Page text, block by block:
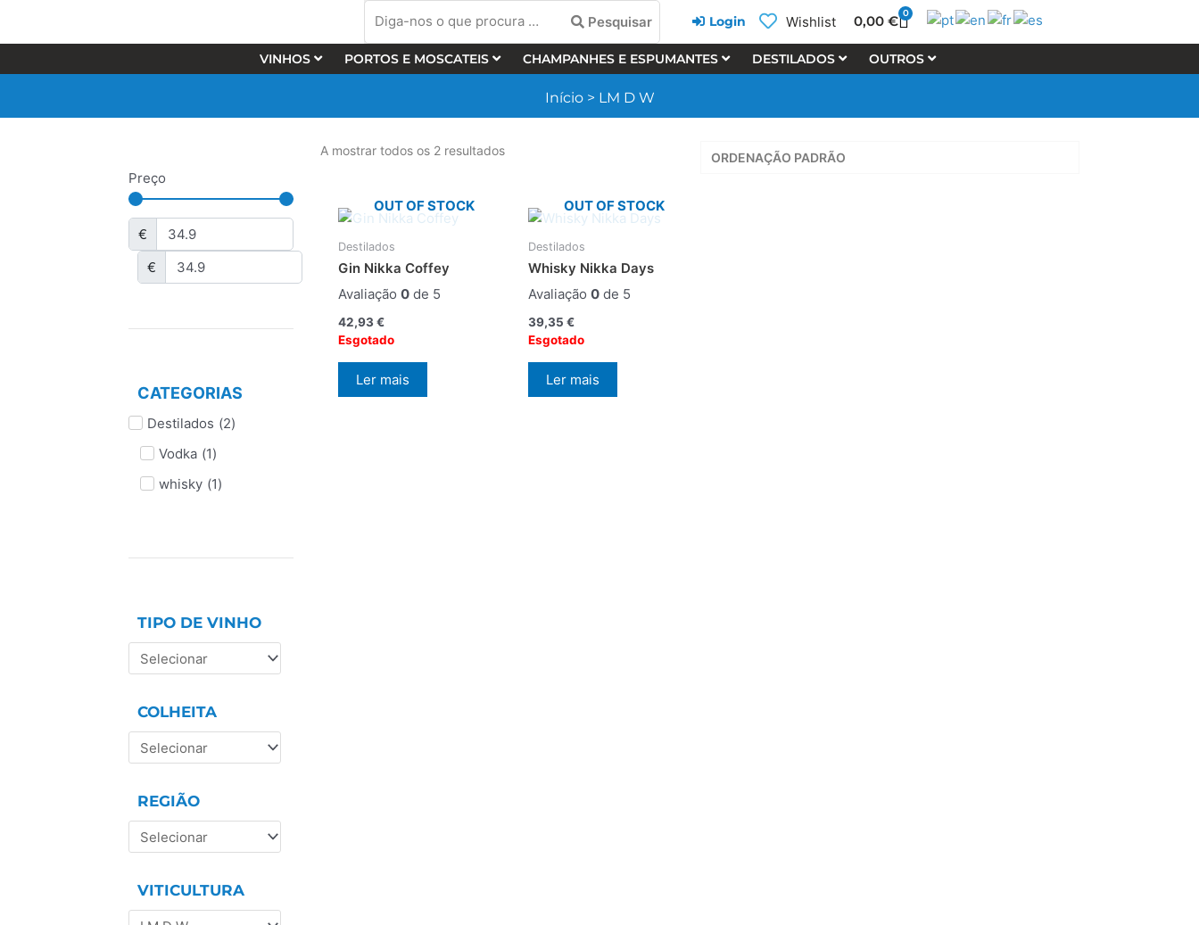
nos
o
que
…
Pesquisar Login Wishlist 0,00€ 0
Cart
VINHOS PORTOS E MOSCATEIS CHAMPANHES E ESPUMANTES DESTILADOS OUTROS
Início> LM D W
Preço
€
€
CATEGORIAS
Destilados (2)
Vodka (1)
whisky (1)
TIPO DE VINHO
COLHEITA
REGIÃO
VITICULTURA
A mostrar todos os 2 resultados
OUT OF STOCK
Destilados
Gin Nikka Coffey
Avaliação0 de 5
42,93€
Esgotado
Ler mais
OUT OF STOCK
Destilados
Whisky Nikka Days
Avaliação 0de 5
39,35 €
Esgotado
Ler mais